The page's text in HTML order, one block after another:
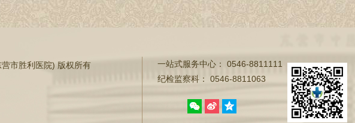
市胜利医院) 版权所有
一站式服务中心： 0546-8811111
纪检监察科： 0546-8811063